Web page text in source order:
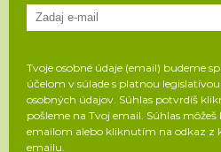
Tvoje osobné údaje (email) budeme
účelom v súlade s platnou
osobných údajov. Súhlas potvrdíš
pošleme na Tvoj email. Súhlas
emailom alebo kliknutím na odkaz z
emailu.